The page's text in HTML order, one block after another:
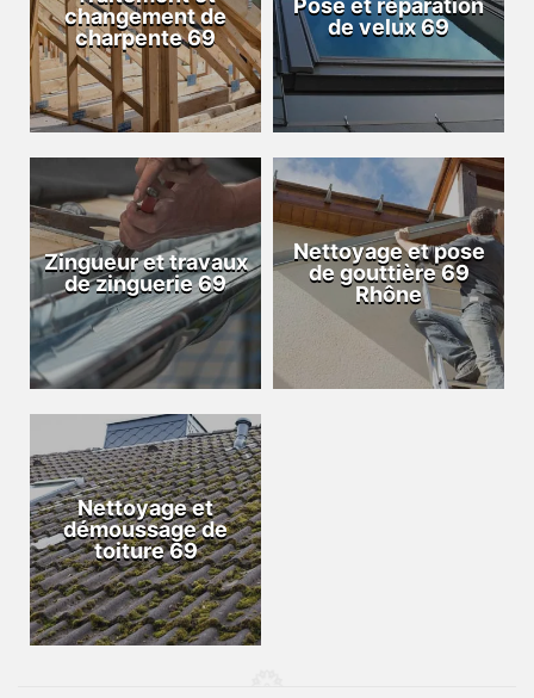
changement de
charpente 69
Pose et réparation
de velux 69
Zingueur et travaux
de zinguerie 69
Nettoyage et pose
de gouttière 69
Rhône
Nettoyage et
démoussage de
toiture 69